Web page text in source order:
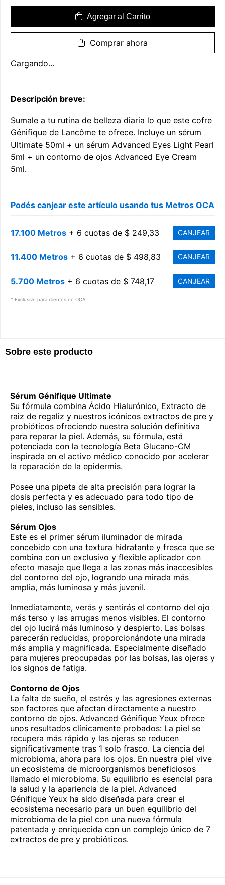
Sobre este producto
Sérum Génifique Ultimate
Su fórmula combina Ácido Hialurónico, Extracto de
raiz de regaliz y nuestros icónicos extractos de pre y
probióticos ofreciendo nuestra solución definitiva
para reparar la piel. Además, su fórmula, está
potenciada con la tecnología Beta Glucano-CM
inspirada en el activo médico conocido por acelerar
la reparación de la epidermis.
Posee una pipeta de alta precisión para lograr la
dosis perfecta y es adecuado para todo tipo de
pieles, incluso las sensibles.
Sérum Ojos
Este es el primer sérum iluminador de mirada
concebido con una textura hidratante y fresca que se
combina con un exclusivo y flexible aplicador con
efecto masaje que llega a las zonas más inaccesibles
del contorno del ojo, logrando una mirada más
amplia, más luminosa y más juvenil.
Inmediatamente, verás y sentirás el contorno del ojo
más terso y las arrugas menos visibles. El contorno
del ojo lucirá más luminoso y despierto. Las bolsas
parecerán reducidas, proporcionándote una mirada
más amplia y magnificada. Especialmente diseñado
para mujeres preocupadas por las bolsas, las ojeras y
los signos de fatiga.
Contorno de Ojos
La falta de sueño, el estrés y las agresiones externas
son factores que afectan directamente a nuestro
contorno de ojos. Advanced Génifique Yeux ofrece
unos resultados clínicamente probados: La piel se
recupera más rápido y las ojeras se reducen
significativamente tras 1 solo frasco. La ciencia del
microbioma, ahora para los ojos. En nuestra piel vive
un ecosistema de microorganismos beneficiosos
llamado el microbioma. Su equilibrio es esencial para
la salud y la apariencia de la piel. Advanced
Génifique Yeux ha sido diseñada para crear el
ecosistema necesario para un buen equilibrio del
microbioma de la piel con una nueva fórmula
patentada y enriquecida con un complejo único de 7
extractos de pre y probióticos.
Agregar al Carrito
Comprar ahora
Cargando...
Descripción breve:
Sumale a tu rutina de belleza diaria lo que este cofre
Génifique de Lancôme te ofrece. Incluye un sérum
Ultimate 50ml + un sérum Advanced Eyes Light Pearl
5ml + un contorno de ojos Advanced Eye Cream
5ml.
Podés canjear este artículo usando tus Metros OCA
17.100 Metros + 6 cuotas de $ 249,33 CANJEAR
11.400 Metros + 6 cuotas de $ 498,83 CANJEAR
5.700 Metros + 6 cuotas de $ 748,17 CANJEAR
* Exclusivo para clientes de OCA